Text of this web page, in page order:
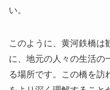
い。
このように、黄河鉄橋は
に、地元の人々の生活の
る場所です。この橋を訪